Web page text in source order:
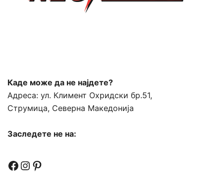
Каде може да не најдете?
Адреса: ул. Климент Охридски бр.51,
Струмица, Северна Македонија
Заследете не на:
Facebook
Instagram
Pinterest